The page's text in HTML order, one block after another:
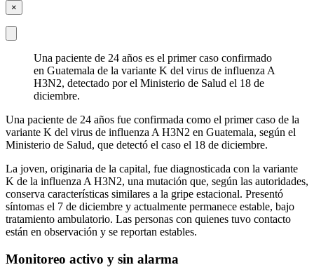
×
Una paciente de 24 años es el primer caso confirmado
en Guatemala de la variante K del virus de influenza A
H3N2, detectado por el Ministerio de Salud el 18 de
diciembre.
Una paciente de 24 años fue confirmada como el primer caso de la
variante K del virus de influenza A H3N2 en Guatemala, según el
Ministerio de Salud, que detectó el caso el 18 de diciembre.
La joven, originaria de la capital, fue diagnosticada con la variante
K de la influenza A H3N2, una mutación que, según las autoridades,
conserva características similares a la gripe estacional. Presentó
síntomas el 7 de diciembre y actualmente permanece estable, bajo
tratamiento ambulatorio. Las personas con quienes tuvo contacto
están en observación y se reportan estables.
Monitoreo activo y sin alarma